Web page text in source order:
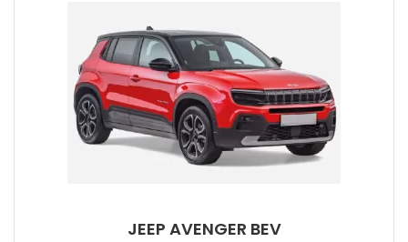
JEEP AVENGER BEV